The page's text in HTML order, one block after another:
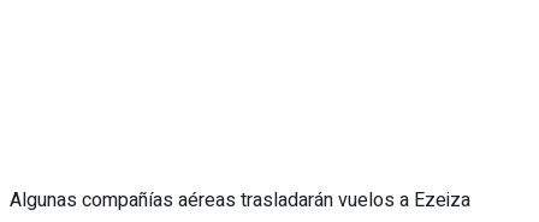
Algunas compañías aéreas trasladarán vuelos a Ezeiza